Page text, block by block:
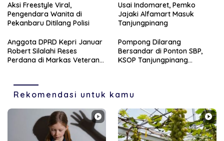
Aksi Freestyle Viral,
Pengendara Wanita di
Pekanbaru Ditilang Polisi
Usai Indomaret, Pemko
Jajaki Alfamart Masuk
Tanjungpinang
Anggota DPRD Kepri Januar
Robert Silalahi Reses
Perdana di Markas Veteran
Pompong Dilarang
Bersandar di Ponton SBP,
KSOP Tanjungpinang
Rekomendasi untuk kamu